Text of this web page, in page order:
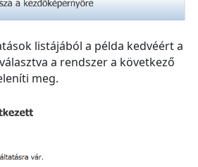
listájából a példa kedvéért a
a rendszer a következő
meg.